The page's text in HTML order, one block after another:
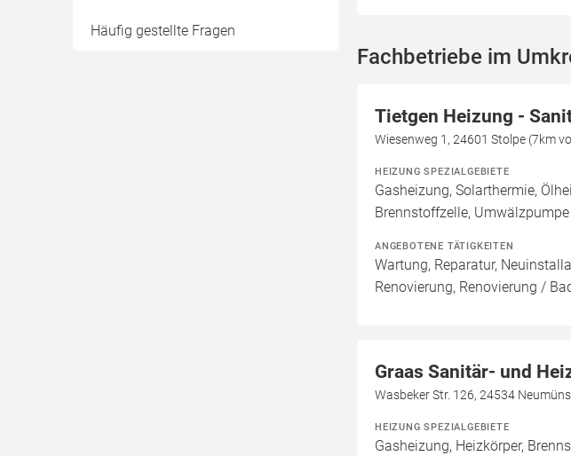
Häufig gestellte Fragen
Fachbetriebe im
Tietgen Heizung -
Wiesenweg 1, 24601 Stolpe (7km
HEIZUNG SPEZIALGEBIETE
Gasheizung, Solarthermie,
Brennstoffzelle, Umwälzpumpe
ANGEBOTENE TÄTIGKEITEN
Wartung, Reparatur,
Renovierung, Renovierung /
Graas Sanitär- und
Wasbeker Str. 126, 24534
HEIZUNG SPEZIALGEBIETE
Gasheizung, Heizkörper,